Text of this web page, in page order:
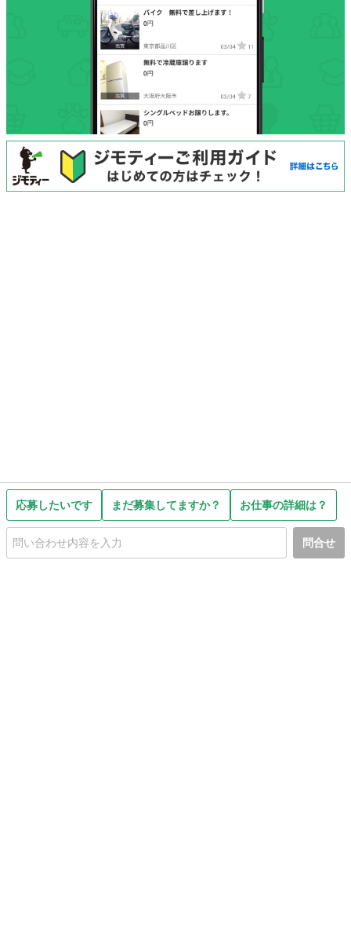
応募したいです まだ募集してますか？ お仕事の詳細は？
問合せ